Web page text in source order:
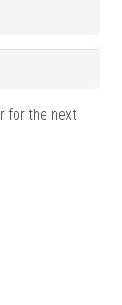
for the next